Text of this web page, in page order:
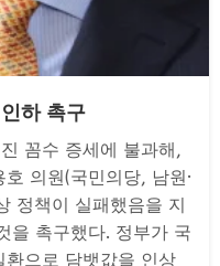
하 촉구
꼼수 증세에 불과해,
의원(국민의당, 남원·
정책이 실패했음을 지
을 촉구했다. 정부가 국
으로 담뱃값을 인상